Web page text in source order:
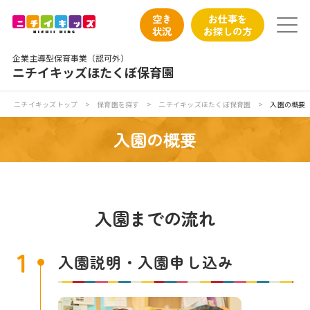
企業主導型保育事業（認可外）
ニチイキッズほたくぼ保育園
空き
状況
お仕事を
お探しの方
お食事
子育てひろばのご紹介
ニチイキッズトップ > 保育園を探す > ニチイキッズほたくぼ保育園 > 入園の概要
入園の概要
入園までの流れ
1 入園説明・入園申し込み